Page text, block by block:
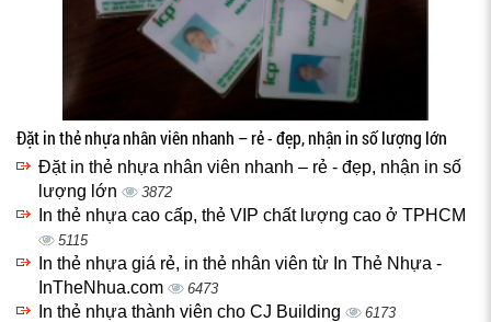
Đặt in thẻ nhựa nhân viên nhanh – rẻ - đẹp, nhận in số lượng lớn
Đặt in thẻ nhựa nhân viên nhanh – rẻ - đẹp, nhận in số
lượng lớn
3872
In thẻ nhựa cao cấp, thẻ VIP chất lượng cao ở TPHCM
5115
In thẻ nhựa giá rẻ, in thẻ nhân viên từ In Thẻ Nhựa -
InTheNhua.com
6473
In thẻ nhựa thành viên cho CJ Building 6173